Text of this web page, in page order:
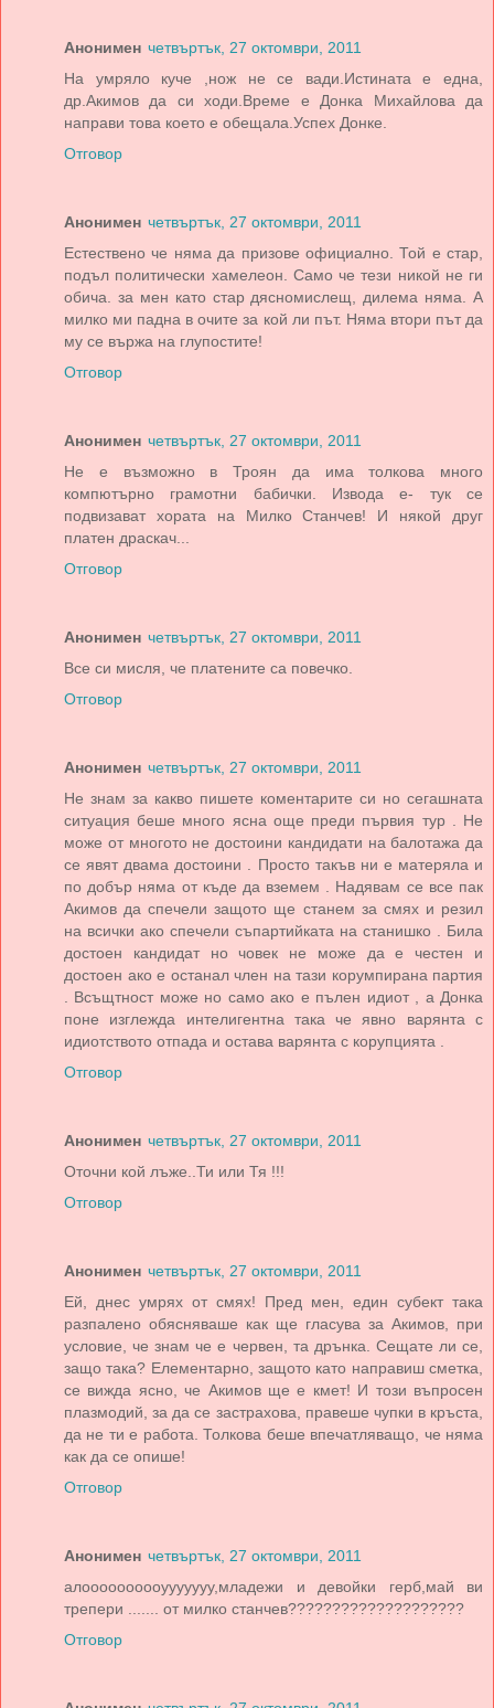
Анонимен четвъртък, 27 октомври, 2011
На умряло куче ,нож не се вади.Истината е една,
др.Акимов да си ходи.Време е Донка Михайлова да
направи това което е обещала.Успех Донке.
Отговор
Анонимен четвъртък, 27 октомври, 2011
Естествено че няма да призове официално. Той е стар,
подъл политически хамелеон. Само че тези никой не ги
обича. за мен като стар дясномислещ, дилема няма. А
милко ми падна в очите за кой ли път. Няма втори път да
му се вържа на глупостите!
Отговор
Анонимен четвъртък, 27 октомври, 2011
Не е възможно в Троян да има толкова много
компютърно грамотни бабички. Извода е- тук се
подвизават хората на Милко Станчев! И някой друг
платен драскач...
Отговор
Анонимен четвъртък, 27 октомври, 2011
Все си мисля, че платените са повечко.
Отговор
Анонимен четвъртък, 27 октомври, 2011
Не знам за какво пишете коментарите си но сегашната
ситуация беше много ясна още преди първия тур . Не
може от многото не достоини кандидати на балотажа да
се явят двама достоини . Просто такъв ни е матеряла и
по добър няма от къде да вземем . Надявам се все пак
Акимов да спечели защото ще станем за смях и резил
на всички ако спечели съпартийката на станишко . Била
достоен кандидат но човек не може да е честен и
достоен ако е останал член на тази корумпирана партия
. Всъщтност може но само ако е пълен идиот , а Донка
поне изглежда интелигентна така че явно варянта с
идиотството отпада и остава варянта с корупцията .
Отговор
Анонимен четвъртък, 27 октомври, 2011
Оточни кой лъже..Ти или Тя !!!
Отговор
Анонимен четвъртък, 27 октомври, 2011
Ей, днес умрях от смях! Пред мен, един субект така
разпалено обясняваше как ще гласува за Акимов, при
условие, че знам че е червен, та дрънка. Сещате ли се,
защо така? Елементарно, защото като направиш сметка,
се вижда ясно, че Акимов ще е кмет! И този въпросен
плазмодий, за да се застрахова, правеше чупки в кръста,
да не ти е работа. Толкова беше впечатляващо, че няма
как да се опише!
Отговор
Анонимен четвъртък, 27 октомври, 2011
алоооооооооууууууу,младежи и девойки герб,май ви
трепери ....... от милко станчев????????????????????
Отговор